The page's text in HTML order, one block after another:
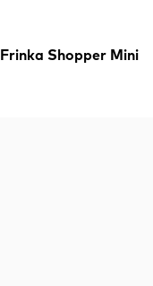
Shopper Mini